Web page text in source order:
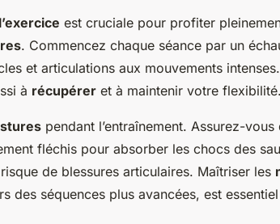
est cruciale pour profiter
. Commencez chaque séance par un
et articulations aux mouvements
à récupérer et à maintenir votre flexibilité.
pendant l’entraînement. Assurez-
fléchis pour absorber les chocs des
de blessures articulaires. Maîtriser les
des séquences plus avancées, est